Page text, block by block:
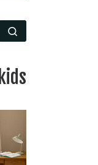
RECHERCHER